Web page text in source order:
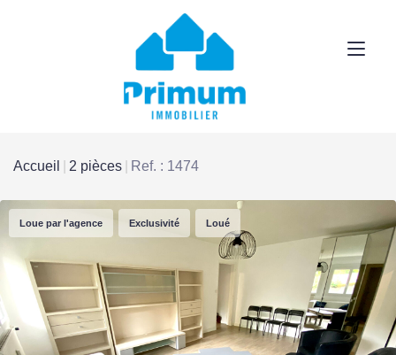
Accueil 2 pièces Ref. : 1474
Loue par l'agence Exclusivité Loué